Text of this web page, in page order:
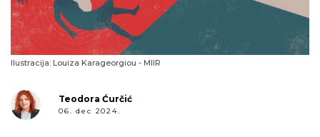
Ilustracija: Louiza Karageorgiou - MIIR
Teodora Ćurčić
06. dec 2024.